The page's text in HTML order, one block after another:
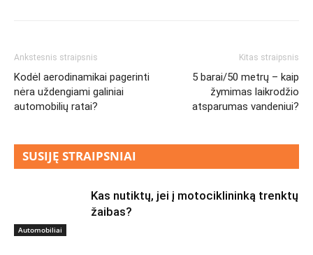
Ankstesnis straipsnis
Kodėl aerodinamikai pagerinti
nėra uždengiami galiniai
automobilių ratai?
Kitas straipsnis
5 barai/50 metrų – kaip
žymimas laikrodžio
atsparumas vandeniui?
SUSIJĘ STRAIPSNIAI
Automobiliai
Kas nutiktų, jei į motociklininką trenktų
žaibas?